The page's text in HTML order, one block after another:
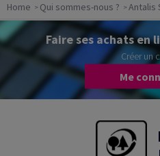
Home Qui sommes-nous ? Antalis
Faire ses achats en
Créer un
Me